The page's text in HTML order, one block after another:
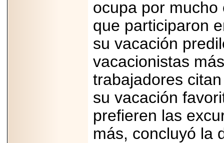
ocupa por
que participaron
su vacación
vacacionistas
trabajadores
su vacación
prefieren las
más, concluyó la